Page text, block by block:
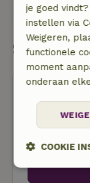
Stuur een
Start mijn
Gratis
je goed
instellen via
Weigeren,
functionele
moment
onderaan
COOKIE